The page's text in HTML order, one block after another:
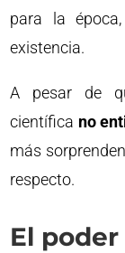
para la
existencia.
A pesar de
científica no
más
respecto.
El